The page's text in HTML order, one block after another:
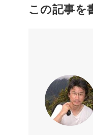
この記事を